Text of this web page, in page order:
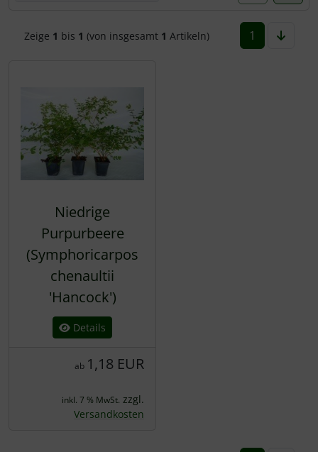
Zeige 1 bis 1 (von insgesamt 1 Artikeln) 1
Niedrige
Purpurbeere
(Symphoricarpos
chenaultii
'Hancock')
Details
ab 1,18 EUR
inkl. 7 % MwSt. zzgl.
Versandkosten
Wildhecke / gemischte Hecke